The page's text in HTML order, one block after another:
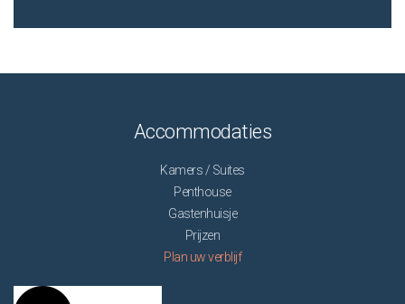
Accommodaties
Kamers / Suites
Penthouse
Gastenhuisje
Prijzen
Plan uw verblijf